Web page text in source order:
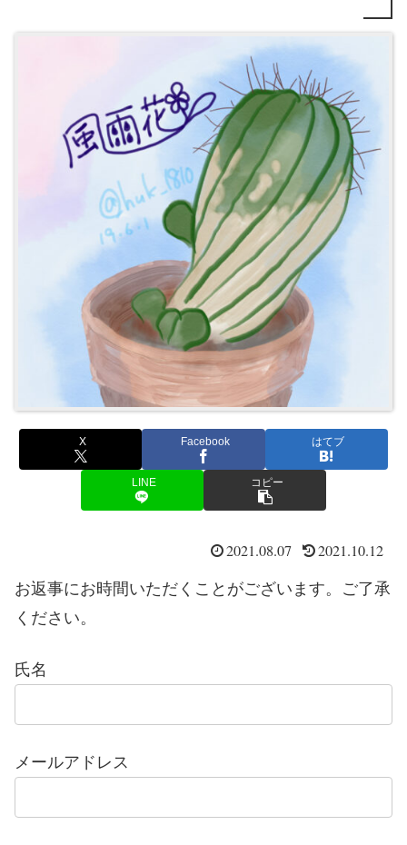
X Facebook はてブ
LINE コピー
2021.08.07 2021.10.12
お返事にお時間いただくことがございます。ご了承
ください。
氏名
メールアドレス